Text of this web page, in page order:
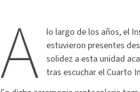
A
lo largo de los años, el
estuvieron presentes
solidez a esta unidad
tras escuchar el Cuarto